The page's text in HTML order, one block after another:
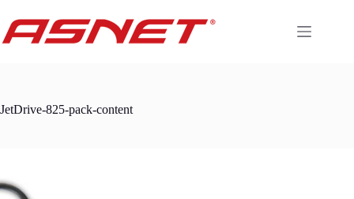
content
JetDrive-825-pack-content